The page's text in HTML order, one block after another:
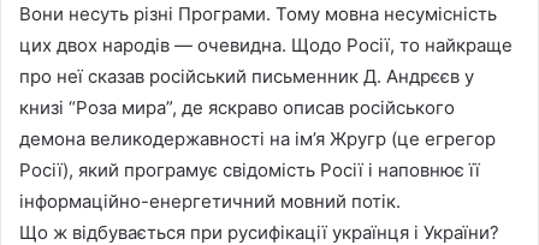
Вони несуть різні Програми. Тому мовна несумісність
цих двох народів — очевидна. Щодо Росії, то найкраще
про неї сказав російський письменник Д. Андрєєв у
книзі “Роза мира”, де яскраво описав російського
демона великодержавності на ім’я Жругр (це егрегор
Росії), який програмує свідомість Росії і наповнює її
інформаційно-енергетичний мовний потік.
Що ж відбувається при русифікації українця і України?